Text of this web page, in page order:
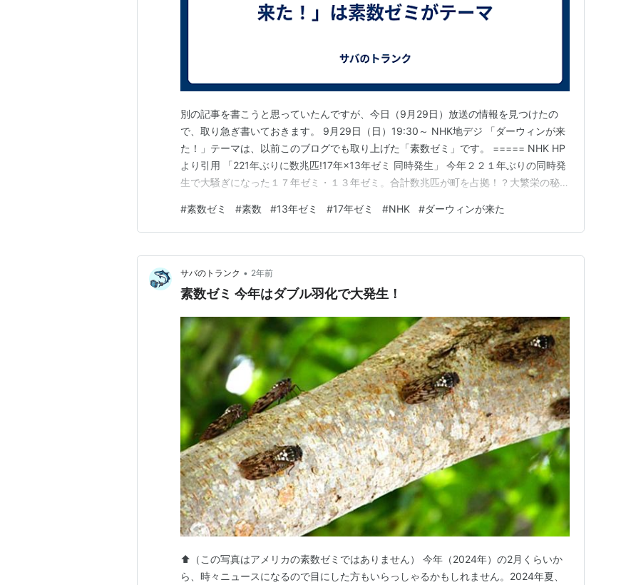
別の記事を書こうと思っていたんですが、今日（9月29日）放送の情報を見つけたの
で、取り急ぎ書いておきます。 9月29日（日）19:30～ NHK地デジ 「ダーウィンが来
た！」テーマは、以前このブログでも取り上げた「素数ゼミ」です。 ===== NHK HP
より引用 「221年ぶりに数兆匹!17年×13年ゼミ 同時発生」 今年２２１年ぶりの同時発
生で大騒ぎになった１７年ゼミ・１３年ゼミ。合計数兆匹が町を占拠！？大繁栄の秘密
度だけ大発生する周期ゼミ。今年は２２１年ぶりに１７年ゼミと１３年ゼミが同時発生
するという歴史的珍事…
#素数ゼミ #素数 #13年ゼミ #17年ゼミ #NHK #ダーウィンが来た
サバのトランク • 2年前
素数ゼミ 今年はダブル羽化で大発生！
⬆️（この写真はアメリカの素数ゼミではありません） 今年（2024年）の2月くらいか
ら、時々ニュースになるので目にした方もいらっしゃるかもしれません。2024年夏、